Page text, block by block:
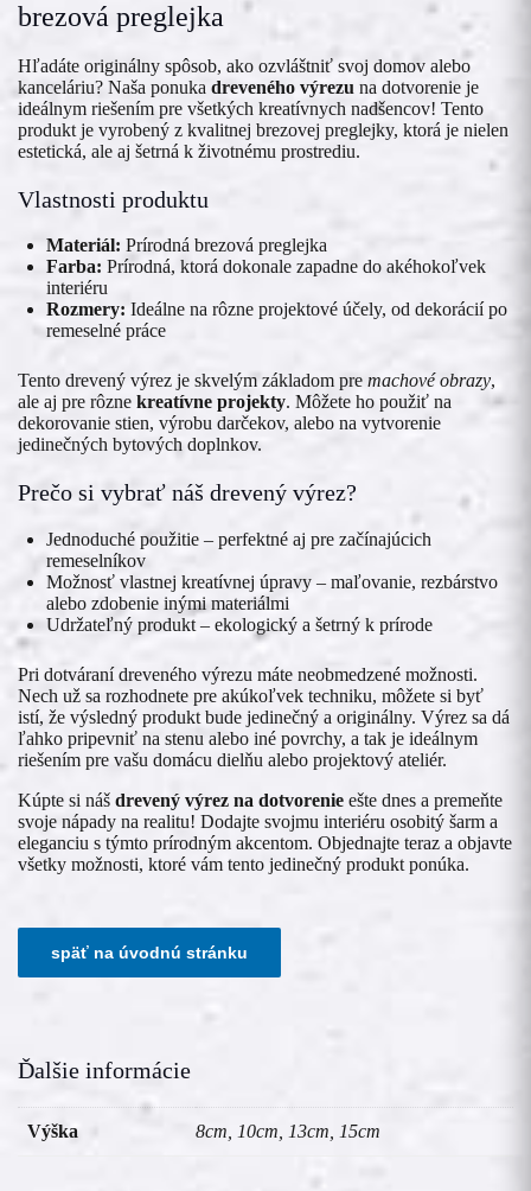
brezová preglejka
Hľadáte originálny spôsob, ako ozvláštniť svoj domov alebo
kanceláriu? Naša ponuka dreveného výrezu na dotvorenie je
ideálnym riešením pre všetkých kreatívnych nadšencov! Tento
produkt je vyrobený z kvalitnej brezovej preglejky, ktorá je nielen
estetická, ale aj šetrná k životnému prostrediu.
Vlastnosti produktu
Materiál: Prírodná brezová preglejka
Farba: Prírodná, ktorá dokonale zapadne do akéhokoľvek
interiéru
Rozmery: Ideálne na rôzne projektové účely, od dekorácií po
remeselné práce
Tento drevený výrez je skvelým základom pre machové obrazy,
ale aj pre rôzne kreatívne projekty. Môžete ho použiť na
dekorovanie stien, výrobu darčekov, alebo na vytvorenie
jedinečných bytových doplnkov.
Prečo si vybrať náš drevený výrez?
Jednoduché použitie – perfektné aj pre začínajúcich
remeselníkov
Možnosť vlastnej kreatívnej úpravy – maľovanie, rezbárstvo
alebo zdobenie inými materiálmi
Udržateľný produkt – ekologický a šetrný k prírode
Pri dotváraní dreveného výrezu máte neobmedzené možnosti.
Nech už sa rozhodnete pre akúkoľvek techniku, môžete si byť
istí, že výsledný produkt bude jedinečný a originálny. Výrez sa dá
ľahko pripevniť na stenu alebo iné povrchy, a tak je ideálnym
riešením pre vašu domácu dielňu alebo projektový ateliér.
Kúpte si náš drevený výrez na dotvorenie ešte dnes a premeňte
svoje nápady na realitu! Dodajte svojmu interiéru osobitý šarm a
eleganciu s týmto prírodným akcentom. Objednajte teraz a objavte
všetky možnosti, ktoré vám tento jedinečný produkt ponúka.
Ďalšie informácie
Výška 8cm, 10cm, 13cm, 15cm